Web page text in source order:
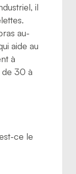
il
au-
aide au
à
de 30 à
ce le